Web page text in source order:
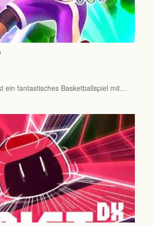
ein fantastisches Basketballspiel mit…